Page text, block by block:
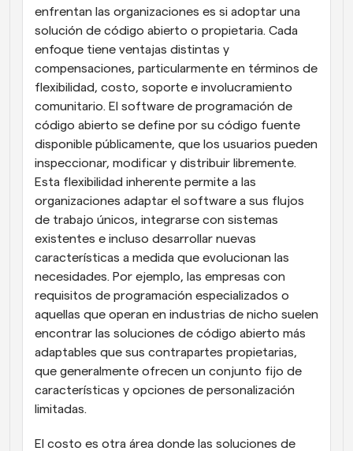
enfrentan las organizaciones es si adoptar una
solución de código abierto o propietaria. Cada
enfoque tiene ventajas distintas y
compensaciones, particularmente en términos de
flexibilidad, costo, soporte e involucramiento
comunitario. El software de programación de
código abierto se define por su código fuente
disponible públicamente, que los usuarios pueden
inspeccionar, modificar y distribuir libremente.
Esta flexibilidad inherente permite a las
organizaciones adaptar el software a sus flujos
de trabajo únicos, integrarse con sistemas
existentes e incluso desarrollar nuevas
características a medida que evolucionan las
necesidades. Por ejemplo, las empresas con
requisitos de programación especializados o
aquellas que operan en industrias de nicho suelen
encontrar las soluciones de código abierto más
adaptables que sus contrapartes propietarias,
que generalmente ofrecen un conjunto fijo de
características y opciones de personalización
limitadas.
El costo es otra área donde las soluciones de